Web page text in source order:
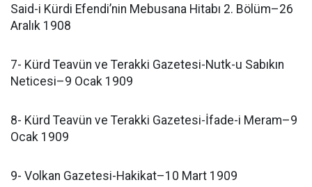
Said-i Kürdi Efendi’nin Mebusana Hitabı 2. Bölüm–26
Aralık 1908
7- Kürd Teavün ve Terakki Gazetesi-Nutk-u Sabıkın
Neticesi–9 Ocak 1909
8- Kürd Teavün ve Terakki Gazetesi-İfade-i Meram–9
Ocak 1909
9- Volkan Gazetesi-Hakikat–10 Mart 1909